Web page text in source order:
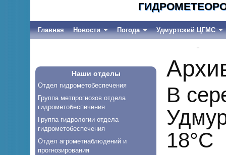
Главная Новости Погода Удмуртский ЦГМС
Наши отделы
Отдел гидрометобеспечения
Группа метпрогнозов отдела
гидрометобеспечения
Группа гидрологии отдела
гидрометобеспечения
Отдел агрометнаблюдений и
прогнозирования
В
18°С